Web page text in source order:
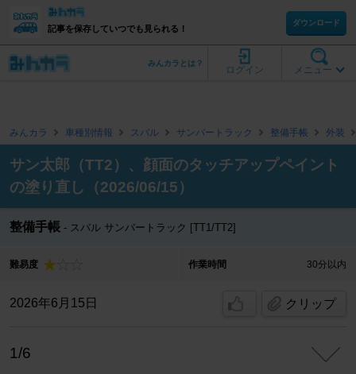
記事を保存していつでも見られる！
ダウンロード
メニュー
ログイン
みんカラとは？
みんカラ 車種別情報 スバル サンバートラック 整備手帳 外装
サン太郎（TT2）、顔面のタッチアップペイント
の塗り直し（2026/06/15）
整備手帳 スバル サンバートラック [TT1/TT2]
難易度 作業時間 30分以内
2026年6月15日 クリップ
1/6